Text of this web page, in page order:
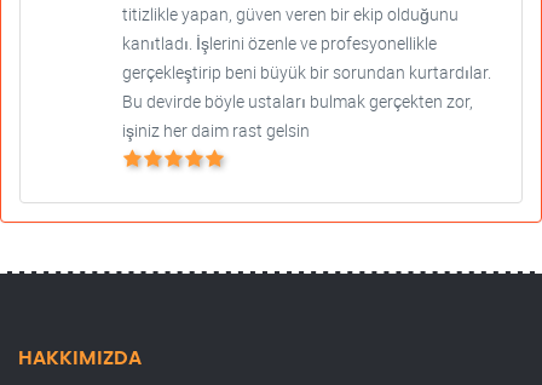
titizlikle yapan, güven veren bir ekip olduğunu
kanıtladı. İşlerini özenle ve profesyonellikle
gerçekleştirip beni büyük bir sorundan kurtardılar.
Bu devirde böyle ustaları bulmak gerçekten zor,
işiniz her daim rast gelsin
HAKKIMIZDA